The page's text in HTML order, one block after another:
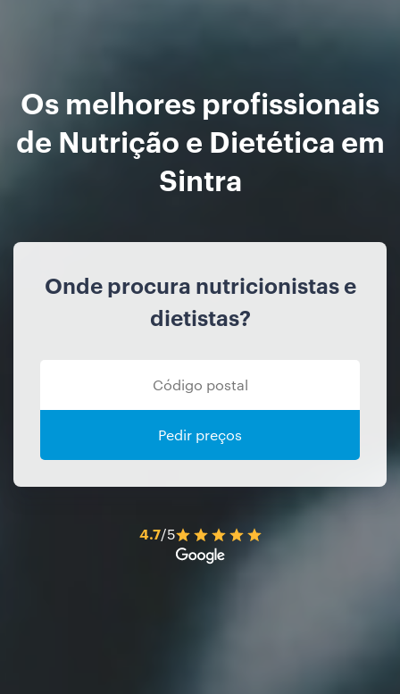
Os melhores profissionais
de Nutrição e Dietética em
Sintra
Onde procura nutricionistas e
dietistas?
Pedir preços
4.7/5